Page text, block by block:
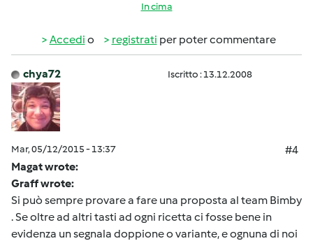
In cima
Accedi o registrati per poter commentare
chya72 Iscritto : 13.12.2008
Mar, 05/12/2015 - 13:37
#4
Magat wrote:
Graff wrote:
Si può sempre provare a fare una proposta al team Bimby
. Se oltre ad altri tasti ad ogni ricetta ci fosse bene in
evidenza un segnala doppione o variante, e ognuna di noi